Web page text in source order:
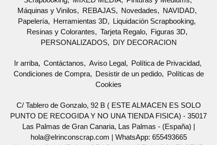
Máquinas y Vinilos
REBAJAS Novedades
NAVIDAD
Papelería
Herramientas 3D
Liquidación Scrapbooking
Resinas y Colorantes
Tarjeta Regalo
Figuras 3D
PERSONALIZADOS
DIY DECORACION
Ir arriba Contáctanos Aviso Legal
Política de Privacidad
Condiciones de Compra
Desistir de un pedido
Políticas de
Cookies
C/ Tablero de Gonzalo, 92 B ( ESTE ALMACEN ES SOLO
PUNTO DE RECOGIDA Y NO UNA TIENDA FISICA) - 35017
Las Palmas de Gran Canaria, Las Palmas - (España) |
hola@elrinconscrap.com | WhatsApp: 655493665